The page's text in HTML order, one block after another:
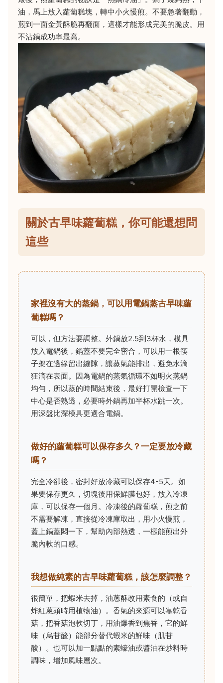
油，馬上放入蘿蔔糕塊，轉中小火慢煎。不要急著翻動，
煎到一面金黃酥脆再翻面，這樣才能形成完美的脆皮。用
不沾鍋成功率最高。
關於古早味蘿蔔糕，你可能還想問
這些
家裡沒有大的蒸鍋，可以用電鍋蒸古早味蘿
蔔糕嗎？
可以，但方法要調整。外鍋放2.5到3杯水，模具
放入電鍋後，鍋蓋不要完全密合，可以用一根筷
子架在邊緣留出縫隙，讓蒸氣能排出，避免水滴
狂滴在表面。因為電鍋的蒸氣循環不如明火蒸鍋
均勻，所以蒸的時間結束後，最好打開檢查一下
中心是否熟透，必要時外鍋再加半杯水跳一次。
用深盤比深模具更適合電鍋。
做好的蘿蔔糕可以保存多久？一定要放冷藏
嗎？
完全冷卻後，密封好放冷藏可以保存4-5天。如
果要保存更久，切塊後用保鮮膜包好，放入冷凍
庫，可以保存一個月。冷凍後的蘿蔔糕，煎之前
不需要解凍，直接從冷凍庫取出，用小火慢煎，
蓋上鍋蓋悶一下，幫助內部熱透，一樣能煎出外
脆內軟的口感。
我想做純素的古早味蘿蔔糕，該怎麼調整？
很簡單，把蝦米去掉，油蔥酥改用素食的（或自
炸紅蔥頭時用植物油）。香氣的來源可以靠乾香
菇，把香菇泡軟切丁，用油爆香到焦香，它的鮮
味（烏苷酸）能部分替代蝦米的鮮味（肌苷
酸）。也可以加一點點的素蠔油或醬油在炒料時
調味，增加風味層次。